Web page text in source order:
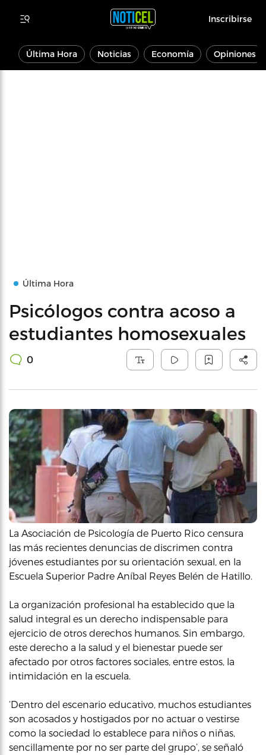
Inscribirse
Última Hora Noticias Economía Opiniones
Última Hora
Psicólogos contra acoso a
estudiantes homosexuales
0
La Asociación de Psicología de Puerto Rico censura
las más recientes denuncias de discrimen contra
jóvenes estudiantes por su orientación sexual, en la
Escuela Superior Padre Aníbal Reyes Belén de Hatillo.
La organización profesional ha establecido que la
salud integral es un derecho indispensable para
ejercicio de otros derechos humanos. Sin embargo,
este derecho a la salud y el bienestar puede ser
afectado por otros factores sociales, entre estos, la
intimidación en la escuela.
‘Dentro del escenario educativo, muchos estudiantes
son acosados y hostigados por no actuar o vestirse
como la sociedad lo establece para niños o niñas,
sencillamente por no ser parte del grupo’, se señaló